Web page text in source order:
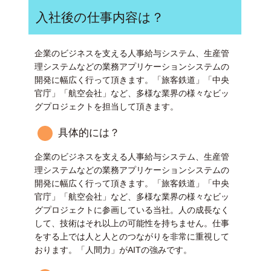
入社後の仕事内容は？
企業のビジネスを支える人事給与システム、生産管
理システムなどの業務アプリケーションシステムの
開発に幅広く行って頂きます。「旅客鉄道」「中央
官庁」「航空会社」など、多様な業界の様々なビッ
グプロジェクトを担当して頂きます。
具体的には？
企業のビジネスを支える人事給与システム、生産管
理システムなどの業務アプリケーションシステムの
開発に幅広く行って頂きます。「旅客鉄道」「中央
官庁」「航空会社」など、多様な業界の様々なビッ
グプロジェクトに参画している当社。人の成長なく
して、技術はそれ以上の可能性を持ちません。仕事
をする上では人と人とのつながりを非常に重視して
おります。「人間力」がAITの強みです。